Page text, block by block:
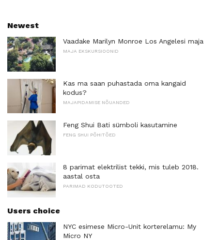
Newest
Vaadake Marilyn Monroe Los Angelesi maja
MAJA EKSKURSIOONID
Kas ma saan puhastada oma kangaid
kodus?
MAJAPIDAMISE NÕUANDED
Feng Shui Bati sümboli kasutamine
FENG SHUI PÕHITÕED
8 parimat elektrilist tekki, mis tuleb 2018.
aastal osta
PARIMAD KODUTOOTED
Users choice
NYC esimese Micro-Unit korterelamu: My
Micro NY